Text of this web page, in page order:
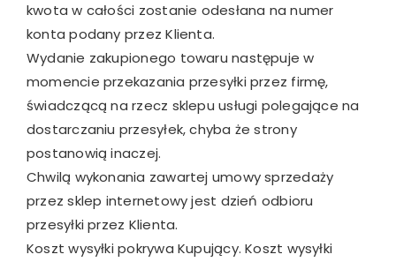
kwota w całości zostanie odesłana na numer
konta podany przez Klienta.
Wydanie zakupionego towaru następuje w
momencie przekazania przesyłki przez firmę,
świadczącą na rzecz sklepu usługi polegające na
dostarczaniu przesyłek, chyba że strony
postanowią inaczej.
Chwilą wykonania zawartej umowy sprzedaży
przez sklep internetowy jest dzień odbioru
przesyłki przez Klienta.
Koszt wysyłki pokrywa Kupujący. Koszt wysyłki